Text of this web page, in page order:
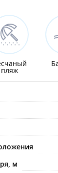
пляж
м